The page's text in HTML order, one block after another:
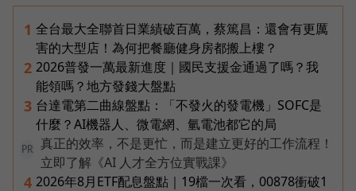
1 全台最大全聯首日業績破百萬，蔡篤昌：還會有更厲
害的大型店！為何把餐廳健身房都搬上樓？
2 2026普發一萬最新進度｜國民支援金通過了嗎？我
能領嗎？地方發錢大盤點
3 台達電第二曲線盤點：「不發火的發電機」SOFC是
什麼？AI機器人、微電網、氫電池都它的局
PR
真正的效率，不是更忙，而是建立更好的工作流程！
立即了解《AI 人才全方位實戰課》
4 2026年8月ETF配息盤點｜19檔一次看，00878衝破1